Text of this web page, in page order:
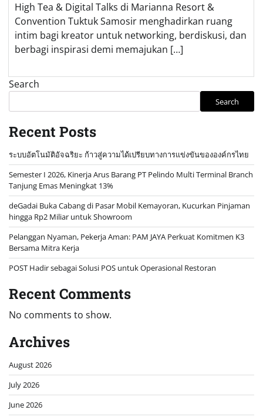
High Tea & Digital Talks di Marianna Resort &
Convention Tuktuk Samosir menghadirkan ruang
intim bagi kreator untuk networking, berdiskusi, dan
berbagi inspirasi demi memajukan […]
Search
Search
Recent Posts
ระบบอัตโนมัติอัจฉริยะ ก้าวสู่ความได้เปรียบทางการแข่งขันขององค์กรไทย
Semester I 2026, Kinerja Arus Barang PT Pelindo Multi Terminal Branch
Tanjung Emas Meningkat 13%
deGadai Buka Cabang di Pasar Mobil Kemayoran, Kucurkan Pinjaman
hingga Rp2 Miliar untuk Showroom
Pelanggan Nyaman, Pekerja Aman: PAM JAYA Perkuat Komitmen K3
Bersama Mitra Kerja
POST Hadir sebagai Solusi POS untuk Operasional Restoran
Recent Comments
No comments to show.
Archives
August 2026
July 2026
June 2026